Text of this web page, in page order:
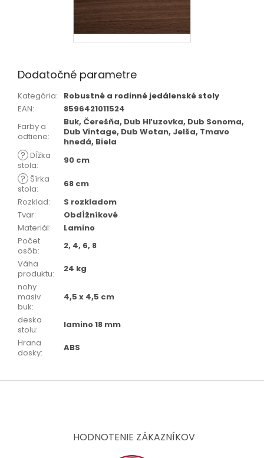
Dodatočné parametre
Kategória:
Robustné a rodinné jedálenské stoly
EAN:
8596421011524
Farby a
odtiene:
Buk, Čerešňa, Dub Hľuzovka, Dub Sonoma,
Dub Vintage, Dub Wotan, Jelša, Tmavo
hnedá, Biela
? Dĺžka
stola: 90 cm
? Šírka
stola:
68 cm
Rozklad:
S rozkladom
Tvar:
Obdĺžníkové
Materiál:
Lamino
Počet
osôb:
2, 4, 6, 8
Váha
produktu:
24 kg
nohy
masiv
buk:
4,5 x 4,5 cm
deska
stolu:
lamino 18 mm
Hrana
dosky: ABS
Z
HODNOTENIE ZÁKAZNÍKOV